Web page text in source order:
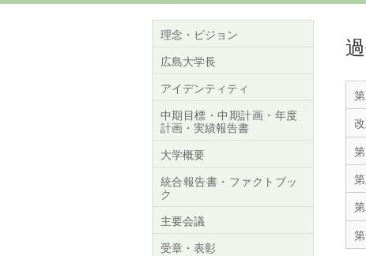
理念・ビジョン
広島大学長
アイデンティティ
中期目標・中期計画・年度
計画・実績報告書
大学概要
統合報告書・ファクトブッ
ク
主要会議
受章・表彰